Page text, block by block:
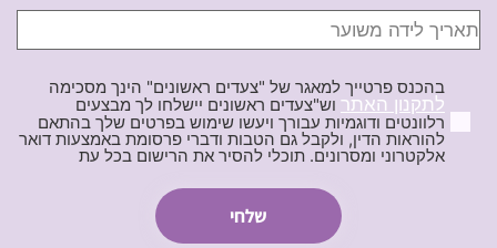
בהכנס פרטייך למאגר של "צעדים ראשונים" הינך מסכימה
לתקנון האתר וש"צעדים ראשונים יישלחו לך מבצעים
רלוונטים ודוגמיות עבורך ויעשו שימוש בפרטים שלך בהתאם
להוראות הדין, ולקבל גם הטבות ודברי פרסומת באמצעות דואר
אלקטרוני ומסרונים. תוכלי להסיר את הרישום בכל עת